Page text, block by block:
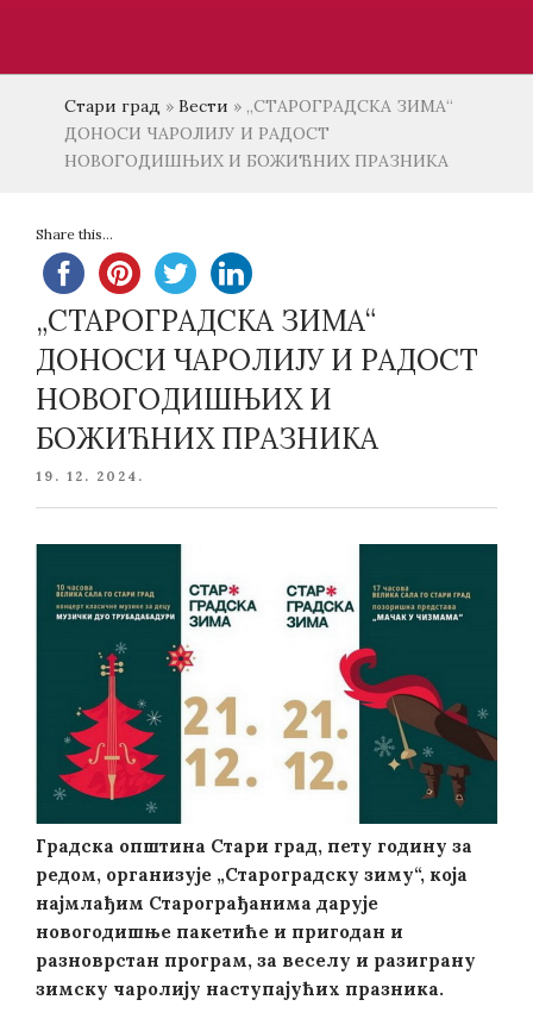
Стари град » Вести » „СТАРОГРАДСКА ЗИМА“
ДОНОСИ ЧАРОЛИЈУ И РАДОСТ
НОВОГОДИШЊИХ И БОЖИЋНИХ ПРАЗНИКА
Share this...
„СТАРОГРАДСКА ЗИМА“
ДОНОСИ ЧАРОЛИЈУ И РАДОСТ
НОВОГОДИШЊИХ И
БОЖИЋНИХ ПРАЗНИКА
POSTED
19. 12. 2024.
Градска општина Стари град, пету годину за
редом, организује „Староградску зиму“, која
најмлађим Старограђанима дарује
новогодишње пакетиће и пригодан и
разноврстан програм, за веселу и разиграну
зимску чаролију наступајућих празника.